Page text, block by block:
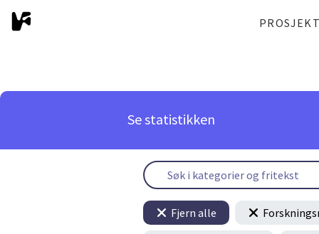
Se statistikken
Fjern alle